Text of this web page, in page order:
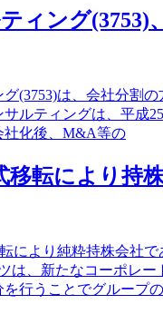
ィング(3753)
(3753)は、会社分割
ルティングは、平成
社化後、M&A等の
移転により持
により純粋持株会社
は、新たなコーポレ
行うことでグループ